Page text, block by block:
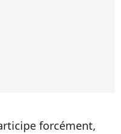
forcément,